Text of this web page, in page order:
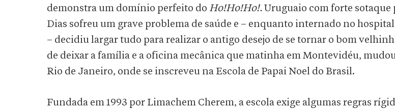
demonstra um domínio perfeito do Ho!Ho!Ho!.Uruguaio com forte
Dias sofreu um grave problema de saúde e – enquanto internado no
– decidiu largar tudo para realizar o antigo desejo de se tornar o bom
de deixar a família e a oficina mecânica que matinha em Montevidéu,
Rio de Janeiro, onde se inscreveu na Escola de Papai Noel do Brasil.
Fundada em 1993 por Limachem Cherem, a escola exige algumas regras